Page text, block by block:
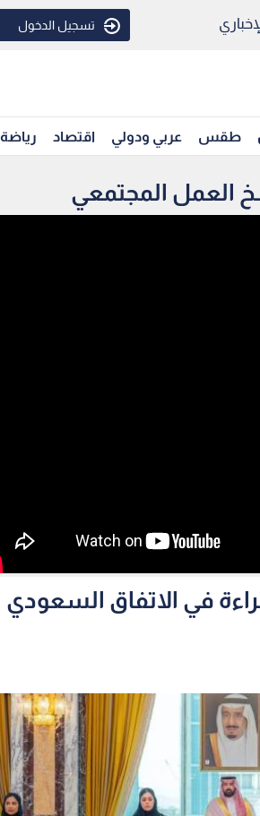
تسجيل الدخول
طقس عربي ودولي اقتصاد رياضة
العمل المجتمعي
في الاتفاق السعودي